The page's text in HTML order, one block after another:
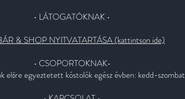
• LÁTOGATÓKNAK •
& SHOP NYITVATARTÁSA (kattintson ide)
• CSOPORTOKNAK•
előre egyeztetett kóstolók egész évben: kedd-szombat